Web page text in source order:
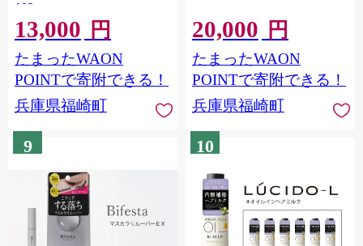
102
13,000 円
たまったWAON
POINTで寄附できる！
兵庫県福崎町
20,000 円
たまったWAON
POINTで寄附できる！
兵庫県福崎町
9 10